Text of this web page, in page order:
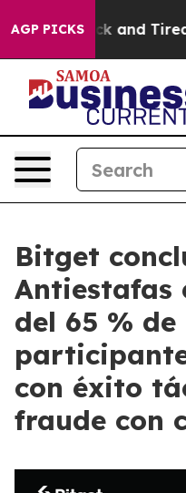
AGP PICKS
Are Sick and Tired of
Bitget
Antiestafas
del 65 % de
con éxito
fraude con